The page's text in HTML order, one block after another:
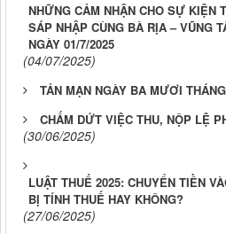
NHỮNG CẢM NHẬN CHO SỰ KIỆN
SÁP NHẬP CÙNG BÀ RỊA – VŨNG
NGÀY 01/7/2025
(04/07/2025)
TẢN MẠN NGÀY BA MƯƠI
CHẤM DỨT VIỆC THU, NỘP LỆ
(30/06/2025)
LUẬT THUẾ 2025: CHUYỂN TIỀN
BỊ TÍNH THUẾ HAY KHÔNG?
(27/06/2025)